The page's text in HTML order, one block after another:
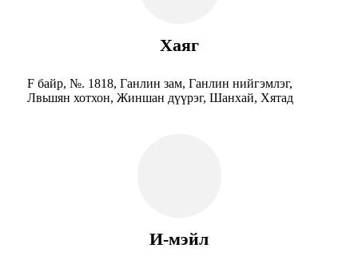
Хаяг
F байр, №. 1818, Ганлин зам, Ганлин нийгэмлэг,
Лвьшян хотхон, Жиншан дүүрэг, Шанхай, Хятад
И-мэйл